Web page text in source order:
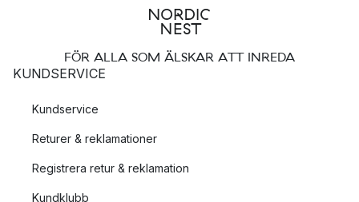
FÖR ALLA SOM ÄLSKAR ATT INREDA
KUNDSERVICE
Kundservice
Returer & reklamationer
Registrera retur & reklamation
Kundklubb